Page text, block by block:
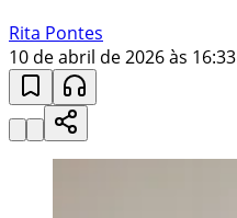
Rita Pontes
10 de abril de 2026 às 16:33